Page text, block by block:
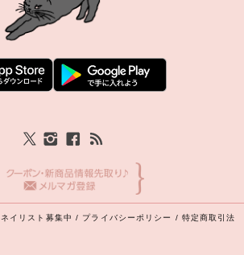
ネイリスト募集中 / プライバシーポリシー / 特定商取引法